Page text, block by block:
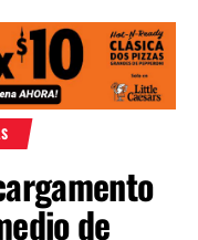
de